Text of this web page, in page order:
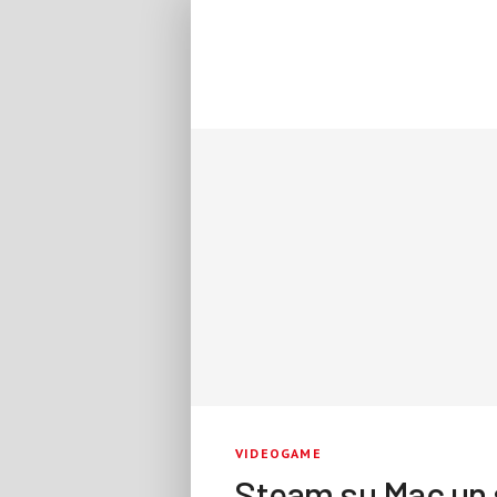
VIDEOGAME